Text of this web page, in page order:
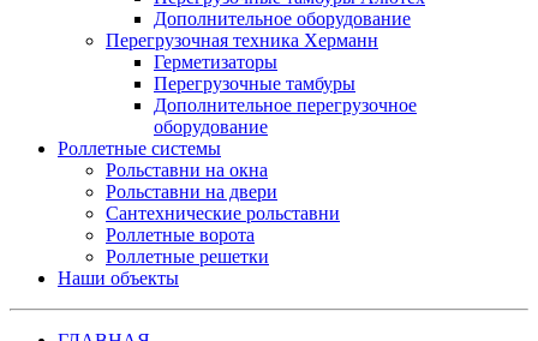
Дополнительное оборудование
Перегрузочная техника Херманн
Герметизаторы
Перегрузочные тамбуры
Дополнительное перегрузочное
оборудование
Роллетные системы
Рольставни на окна
Рольставни на двери
Сантехнические рольставни
Роллетные ворота
Роллетные решетки
Наши объекты